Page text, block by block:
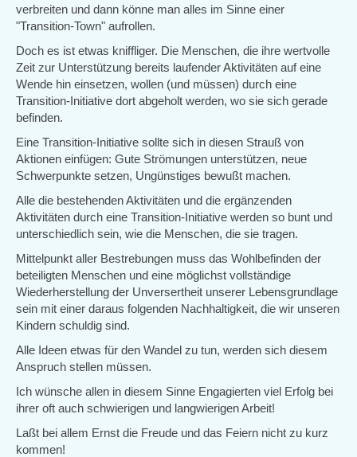
verbreiten und dann könne man alles im Sinne einer
"Transition-Town" aufrollen.
Doch es ist etwas kniffliger. Die Menschen, die ihre wertvolle
Zeit zur Unterstützung bereits laufender Aktivitäten auf eine
Wende hin einsetzen, wollen (und müssen) durch eine
Transition-Initiative dort abgeholt werden, wo sie sich gerade
befinden.
Eine Transition-Initiative sollte sich in diesen Strauß von
Aktionen einfügen: Gute Strömungen unterstützen, neue
Schwerpunkte setzen, Ungünstiges bewußt machen.
Alle die bestehenden Aktivitäten und die ergänzenden
Aktivitäten durch eine Transition-Initiative werden so bunt und
unterschiedlich sein, wie die Menschen, die sie tragen.
Mittelpunkt aller Bestrebungen muss das Wohlbefinden der
beteiligten Menschen und eine möglichst vollständige
Wiederherstellung der Unversertheit unserer Lebensgrundlage
sein mit einer daraus folgenden Nachhaltigkeit, die wir unseren
Kindern schuldig sind.
Alle Ideen etwas für den Wandel zu tun, werden sich diesem
Anspruch stellen müssen.
Ich wünsche allen in diesem Sinne Engagierten viel Erfolg bei
ihrer oft auch schwierigen und langwierigen Arbeit!
Laßt bei allem Ernst die Freude und das Feiern nicht zu kurz
kommen!